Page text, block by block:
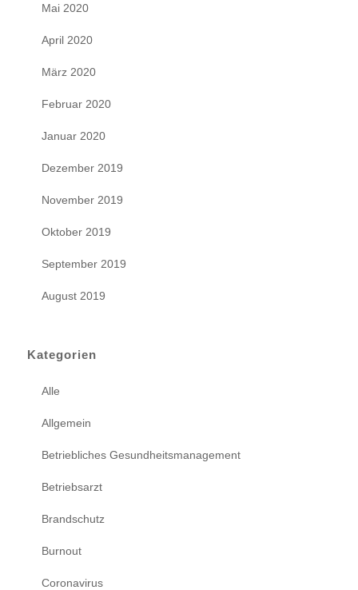
Mai 2020
April 2020
März 2020
Februar 2020
Januar 2020
Dezember 2019
November 2019
Oktober 2019
September 2019
August 2019
Kategorien
Alle
Allgemein
Betriebliches Gesundheitsmanagement
Betriebsarzt
Brandschutz
Burnout
Coronavirus